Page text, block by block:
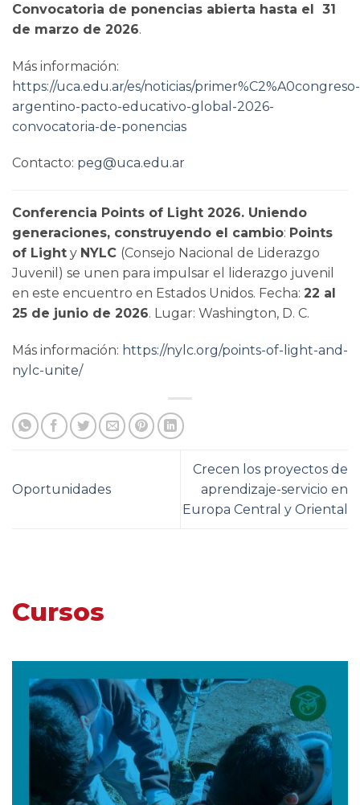
Convocatoria de ponencias abierta hasta el 31
de marzo de 2026.
Más información:
https://uca.edu.ar/es/noticias/primer%C2%A0congreso-
argentino-pacto-educativo-global-2026-
convocatoria-de-ponencias
Contacto: peg@uca.edu.ar
Conferencia Points of Light 2026. Uniendo
generaciones, construyendo el cambio: Points
of Light y NYLC (Consejo Nacional de Liderazgo
Juvenil) se unen para impulsar el liderazgo juvenil
en este encuentro en Estados Unidos. Fecha: 22 al
25 de junio de 2026. Lugar: Washington, D. C.
Más información: https://nylc.org/points-of-light-and-
nylc-unite/
Oportunidades
Crecen los proyectos de
aprendizaje-servicio en
Europa Central y Oriental
Cursos